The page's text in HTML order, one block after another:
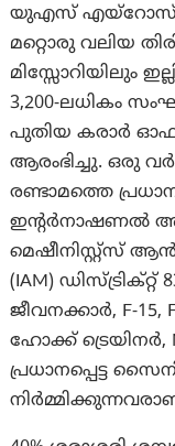
യുഎസ്
മറ്റൊരു വലിയ
മിസ്സോറിയിലും
3,200-ലധികം
പുതിയ കരാർ
ആരംഭിച്ചു. ഒരു
രണ്ടാമത്തെ
ഇന്റർനാഷണൽ
മെഷീനിസ്റ്റ്സ്
(IAM)
ജീവനക്കാര്‍, F-15,
ഹോക്ക് ട്രെയിനർ,
പ്രധാനപ്പെട്ട